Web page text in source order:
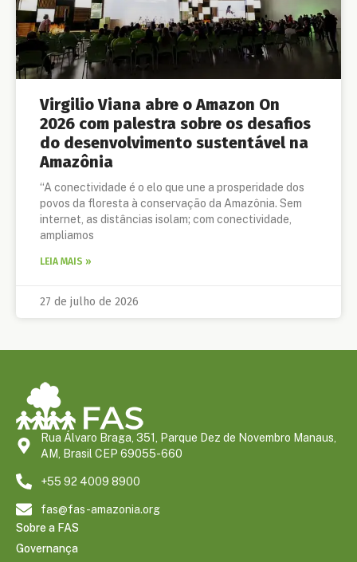
Virgilio Viana abre o Amazon On
2026 com palestra sobre os desafios
do desenvolvimento sustentável na
Amazônia
“A conectividade é o elo que une a prosperidade dos
povos da floresta à conservação da Amazônia. Sem
internet, as distâncias isolam; com conectividade,
ampliamos
LEIA MAIS »
27 de julho de 2026
Rua Álvaro Braga, 351, Parque Dez de Novembro Manaus,
AM, Brasil CEP 69055-660
+55 92 4009 8900
fas@fas-amazonia.org
Sobre a FAS
Governança